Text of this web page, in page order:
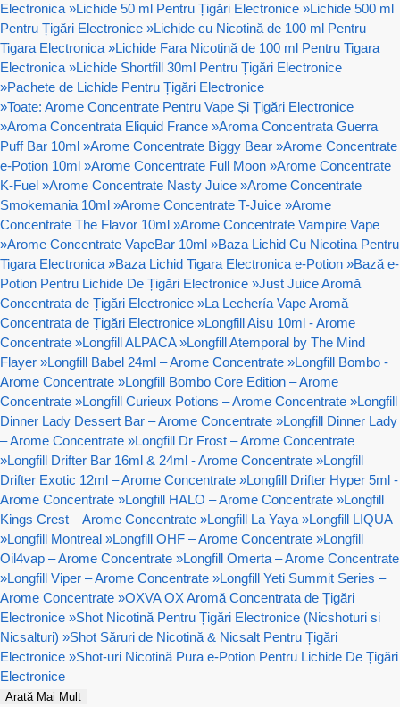
Electronica »Lichide 50 ml Pentru Țigări Electronice »Lichide 500 ml
Pentru Țigări Electronice »Lichide cu Nicotină de 100 ml Pentru
Tigara Electronica »Lichide Fara Nicotină de 100 ml Pentru Tigara
Electronica »Lichide Shortfill 30ml Pentru Țigări Electronice
»Pachete de Lichide Pentru Țigări Electronice
»Toate: Arome Concentrate Pentru Vape Și Țigări Electronice
»Aroma Concentrata Eliquid France »Aroma Concentrata Guerra
Puff Bar 10ml »Arome Concentrate Biggy Bear »Arome Concentrate
e-Potion 10ml »Arome Concentrate Full Moon »Arome Concentrate
K-Fuel »Arome Concentrate Nasty Juice »Arome Concentrate
Smokemania 10ml »Arome Concentrate T-Juice »Arome
Concentrate The Flavor 10ml »Arome Concentrate Vampire Vape
»Arome Concentrate VapeBar 10ml »Baza Lichid Cu Nicotina Pentru
Tigara Electronica »Baza Lichid Tigara Electronica e-Potion »Bază e-
Potion Pentru Lichide De Țigări Electronice »Just Juice Aromă
Concentrata de Țigări Electronice »La Lechería Vape Aromă
Concentrata de Țigări Electronice »Longfill Aisu 10ml - Arome
Concentrate »Longfill ALPACA »Longfill Atemporal by The Mind
Flayer »Longfill Babel 24ml – Arome Concentrate »Longfill Bombo -
Arome Concentrate »Longfill Bombo Core Edition – Arome
Concentrate »Longfill Curieux Potions – Arome Concentrate »Longfill
Dinner Lady Dessert Bar – Arome Concentrate »Longfill Dinner Lady
– Arome Concentrate »Longfill Dr Frost – Arome Concentrate
»Longfill Drifter Bar 16ml & 24ml - Arome Concentrate »Longfill
Drifter Exotic 12ml – Arome Concentrate »Longfill Drifter Hyper 5ml -
Arome Concentrate »Longfill HALO – Arome Concentrate »Longfill
Kings Crest – Arome Concentrate »Longfill La Yaya »Longfill LIQUA
»Longfill Montreal »Longfill OHF – Arome Concentrate »Longfill
Oil4vap – Arome Concentrate »Longfill Omerta – Arome Concentrate
»Longfill Viper – Arome Concentrate »Longfill Yeti Summit Series –
Arome Concentrate »OXVA OX Aromă Concentrata de Țigări
Electronice »Shot Nicotină Pentru Țigări Electronice (Nicshoturi si
Nicsalturi) »Shot Săruri de Nicotină & Nicsalt Pentru Țigări
Electronice »Shot-uri Nicotină Pura e-Potion Pentru Lichide De Țigări
Electronice
Arată Mai Mult